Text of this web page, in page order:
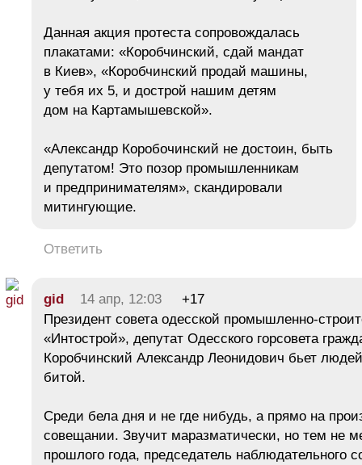
Данная акция протеста сопровождалась
плакатами: «Коробчинский, сдай мандат
в Киев», «Коробчинский продай машины,
у тебя их 5, и дострой нашим детям
дом на Картамышевской».
«Александр Коробочинский не достоин, быть
депутатом! Это позор промышленникам
и предпринимателям», скандировали
митингующие.
Ответить
gid 14 апр, 12:03
+17
Президент совета одесской промышленно-
«Интострой», депутат Одесского горсовета
Коробчинский Александр Леонидович бьет
битой.
Среди бела дня и не где нибудь, а прямо на
совещании. Звучит маразматически, но тем не
прошлого года, председатель наблюдательного